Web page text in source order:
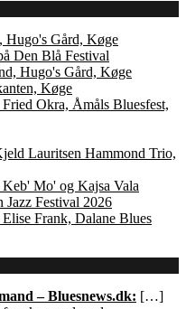
Hugo's Gård, Køge
Den Blå Festival
Hugo's Gård, Køge
Køge
Okra, Åmåls Bluesfest,
Lauritsen Hammond Trio,
Mo' og Kajsa Vala
Jazz Festival 2026
Frank, Dalane Blues
– Bluesnews.dk: […]